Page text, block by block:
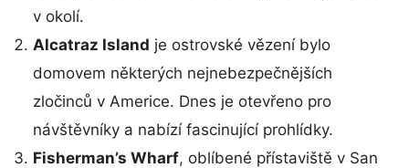
v okolí.
Alcatraz Island je ostrovské vězení bylo
domovem některých nejnebezpečnějších
zločinců v Americe. Dnes je otevřeno pro
návštěvníky a nabízí fascinující prohlídky.
Fisherman’s Wharf, oblíbené přístaviště v San